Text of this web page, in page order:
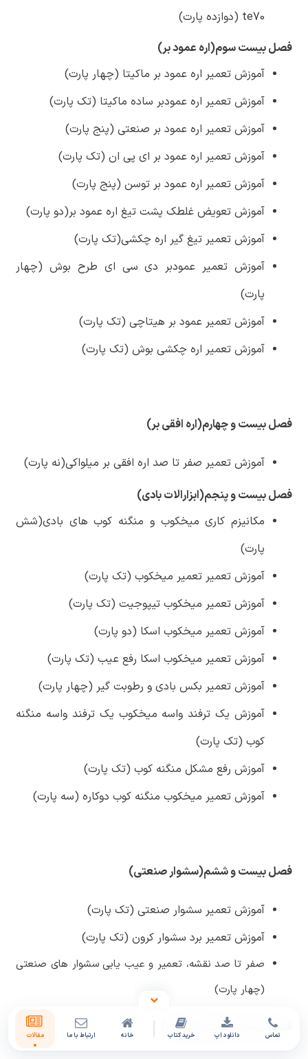
te70 (دوازده پارت)
فصل بیست سوم(اره عمود بر)
آموزش تعمیر اره عمود بر ماکیتا (چهار پارت)
آموزش تعمیر اره عمودبر ساده ماکیتا (تک پارت)
آموزش تعمیر اره عمود بر صنعتی (پنج پارت)
آموزش تعمیر اره عمود بر ای پی ان (تک پارت)
آموزش تعمیر اره عمود بر توسن (پنج پارت)
آموزش تعویض غلطک پشت تیغ اره عمود بر(دو پارت)
آموزش تعمیر تیغ گیر اره چکشی(تک پارت)
آموزش تعمیر عمودبر دی سی ای طرح بوش (چهار
پارت)
آموزش تعمیر عمود بر هیتاچی (تک پارت)
آموزش تعمیر اره چکشی بوش (تک پارت)
فصل بیست و چهارم(اره افقی بر)
آموزش تعمیر صفر تا صد اره افقی بر میلواکی(نه پارت)
فصل بیست و پنجم(ابزارالات بادی)
مکانیزم کاری میخکوب و منگنه کوب های بادی(شش
پارت)
آموزش تعمیر تعمیر میخکوب (تک پارت)
آموزش تعمیر میخکوب تیپوجیت (تک پارت)
آموزش تعمیر میخکوب اسکا (دو پارت)
آموزش تعمیر میخکوب اسکا رفع عیب (تک پارت)
آموزش تعمیر بکس بادی و رطوبت گیر (چهار پارت)
آموزش یک ترفند واسه میخکوب یک ترفند واسه منگنه
کوب (تک پارت)
آموزش رفع مشکل منگنه کوب (تک پارت)
آموزش تعمیر میخکوب منگنه کوب دوکاره (سه پارت)
فصل بیست و ششم(سشوار صنعتی)
آموزش تعمیر سشوار صنعتی (تک پارت)
آموزش تعمیر برد سشوار کرون (تک پارت)
صفر تا صد نقشه، تعمیر و عیب یابی سشوار های صنعتی
(چهار پارت)
فصل بیست و هفتم(اتو لوله)
تماس دانلود اپ خرید کتاب خانه ارتباط با ما مقالات